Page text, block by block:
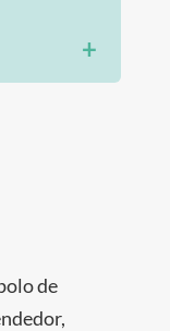
+
de